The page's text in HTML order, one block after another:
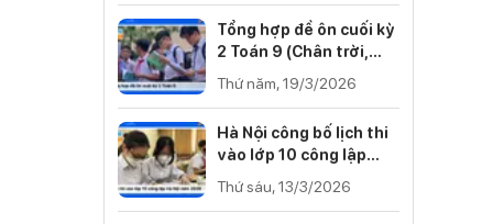
Tổng hợp đề ôn cuối kỳ
2 Toán 9 (Chân trời,
Cánh diều, Kết nối tri
thức)
Thứ năm, 19/3/2026
Hà Nội công bố lịch thi
vào lớp 10 công lập
năm 2026
Thứ sáu, 13/3/2026